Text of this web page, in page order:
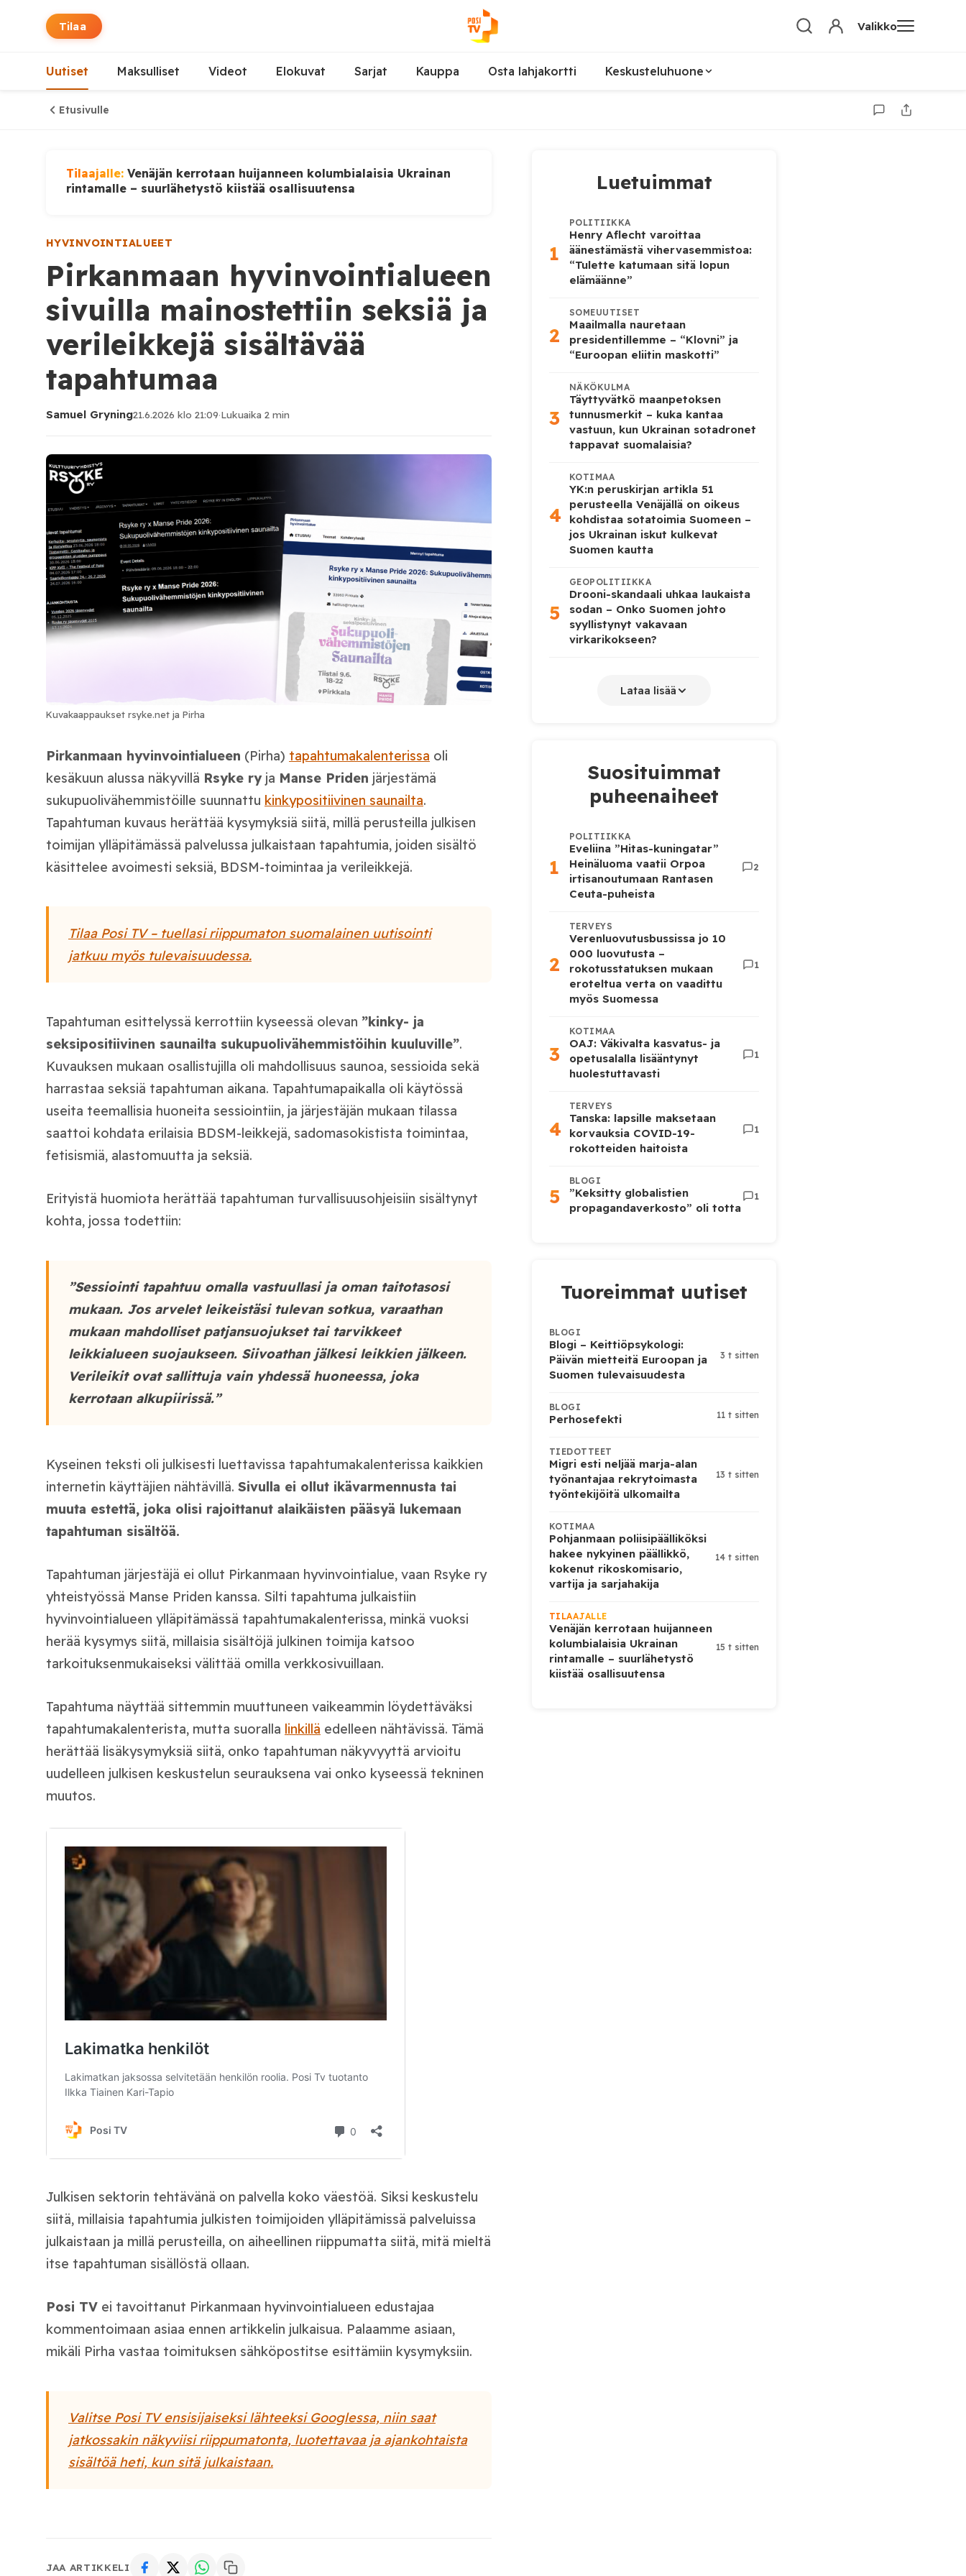
Tilaa Valikko
Uutiset Maksulliset Videot Elokuvat Sarjat Kauppa Osta lahjakortti Keskusteluhuone
Etusivulle
Tilaajalle: Venäjän kerrotaan huijanneen kolumbialaisia Ukrainan
rintamalle – suurlähetystö kiistää osallisuutensa
HYVINVOINTIALUEET
Pirkanmaan hyvinvointialueen
sivuilla mainostettiin seksiä ja
verileikkejä sisältävää
tapahtumaa
Samuel Gryning21.6.2026 klo 21:09·Lukuaika 2 min
Kuvakaappaukset rsyke.net ja Pirha
Pirkanmaan hyvinvointialueen (Pirha) tapahtumakalenterissa oli
kesäkuun alussa näkyvillä Rsyke ryja Manse Priden järjestämä
sukupuolivähemmistöille suunnattu kinkypositiivinen saunailta.
Tapahtuman kuvaus herättää kysymyksiä siitä, millä perusteilla julkisen
toimijan ylläpitämässä palvelussa julkaistaan tapahtumia, joiden sisältö
käsittelee avoimesti seksiä, BDSM-toimintaa ja verileikkejä.
Tilaa Posi TV – tuellasi riippumaton suomalainen uutisointi
jatkuu myös tulevaisuudessa.
Tapahtuman esittelyssä kerrottiin kyseessä olevan ”kinky- ja
seksipositiivinen saunailta sukupuolivähemmistöihin kuuluville”.
Kuvauksen mukaan osallistujilla oli mahdollisuus saunoa, sessioida sekä
harrastaa seksiä tapahtuman aikana. Tapahtumapaikalla oli käytössä
useita teemallisia huoneita sessiointiin, ja järjestäjän mukaan tilassa
saattoi kohdata erilaisia BDSM-leikkejä, sadomasokistista toimintaa,
fetisismiä, alastomuutta ja seksiä.
Erityistä huomiota herättää tapahtuman turvallisuusohjeisiin sisältynyt
kohta, jossa todettiin:
”Sessiointi tapahtuu omalla vastuullasi ja oman taitotasosi
mukaan. Jos arvelet leikeistäsi tulevan sotkua, varaathan
mukaan mahdolliset patjansuojukset tai tarvikkeet
leikkialueen suojaukseen. Siivoathan jälkesi leikkien jälkeen.
Verileikit ovat sallittuja vain yhdessä huoneessa, joka
kerrotaan alkupiirissä.”
Kyseinen teksti oli julkisesti luettavissa tapahtumakalenterissa kaikkien
internetin käyttäjien nähtävillä. Sivulla ei ollut ikävarmennusta tai
muuta estettä, joka olisi rajoittanut alaikäisten pääsyä lukemaan
tapahtuman sisältöä.
Tapahtuman järjestäjä ei ollut Pirkanmaan hyvinvointialue, vaan Rsyke ry
yhteistyössä Manse Priden kanssa. Silti tapahtuma julkaistiin
hyvinvointialueen ylläpitämässä tapahtumakalenterissa, minkä vuoksi
herää kysymys siitä, millaisia sisältöjä julkinen toimija katsoo
tarkoituksenmukaiseksi välittää omilla verkkosivuillaan.
Tapahtuma näyttää sittemmin muuttuneen vaikeammin löydettäväksi
tapahtumakalenterista, mutta suoralla linkillä edelleen nähtävissä. Tämä
herättää lisäkysymyksiä siitä, onko tapahtuman näkyvyyttä arvioitu
uudelleen julkisen keskustelun seurauksena vai onko kyseessä tekninen
muutos.
Julkisen sektorin tehtävänä on palvella koko väestöä. Siksi keskustelu
siitä, millaisia tapahtumia julkisten toimijoiden ylläpitämissä palveluissa
julkaistaan ja millä perusteilla, on aiheellinen riippumatta siitä, mitä mieltä
itse tapahtuman sisällöstä ollaan.
Posi TV ei tavoittanut Pirkanmaan hyvinvointialueen edustajaa
kommentoimaan asiaa ennen artikkelin julkaisua. Palaamme asiaan,
mikäli Pirha vastaa toimituksen sähköpostitse esittämiin kysymyksiin.
Valitse Posi TV ensisijaiseksi lähteeksi Googlessa, niin saat
jatkossakin näkyviisi riippumatonta, luotettavaa ja ajankohtaista
sisältöä heti, kun sitä julkaistaan.
JAA ARTIKKELI
Luetuimmat
1
POLITIIKKA
Henry Aflecht varoittaa
äänestämästä vihervasemmistoa:
“Tulette katumaan sitä lopun
elämäänne”
2
SOMEUUTISET
Maailmalla nauretaan
presidentillemme – “Klovni” ja
“Euroopan eliitin maskotti”
3
NÄKÖKULMA
Täyttyvätkö maanpetoksen
tunnusmerkit – kuka kantaa
vastuun, kun Ukrainan sotadronet
tappavat suomalaisia?
4
KOTIMAA
YK:n peruskirjan artikla 51
perusteella Venäjällä on oikeus
kohdistaa sotatoimia Suomeen –
jos Ukrainan iskut kulkevat
Suomen kautta
5
GEOPOLITIIKKA
Drooni-skandaali uhkaa laukaista
sodan – Onko Suomen johto
syyllistynyt vakavaan
virkarikokseen?
Lataa lisää
Suosituimmat
puheenaiheet
1
POLITIIKKA
Eveliina ”Hitas-kuningatar”
Heinäluoma vaatii Orpoa
irtisanoutumaan Rantasen
Ceuta-puheista
2
2
TERVEYS
Verenluovutusbussissa jo 10
000 luovutusta –
rokotusstatuksen mukaan
eroteltua verta on vaadittu
myös Suomessa
1
3
KOTIMAA
OAJ: Väkivalta kasvatus- ja
opetusalalla lisääntynyt
huolestuttavasti
1
4
TERVEYS
Tanska: lapsille maksetaan
korvauksia COVID-19-
rokotteiden haitoista
1
5
BLOGI
”Keksitty globalistien
propagandaverkosto” oli totta
1
Tuoreimmat uutiset
BLOGI
Blogi – Keittiöpsykologi:
Päivän mietteitä Euroopan ja
Suomen tulevaisuudesta
3 t sitten
BLOGI
Perhosefekti 11 t sitten
TIEDOTTEET
Migri esti neljää marja-alan
työnantajaa rekrytoimasta
työntekijöitä ulkomailta
13 t sitten
KOTIMAA
Pohjanmaan poliisipäälliköksi
hakee nykyinen päällikkö,
kokenut rikoskomisario,
vartija ja sarjahakija
14 t sitten
TILAAJALLE
Venäjän kerrotaan huijanneen
kolumbialaisia Ukrainan
rintamalle – suurlähetystö
kiistää osallisuutensa
15 t sitten